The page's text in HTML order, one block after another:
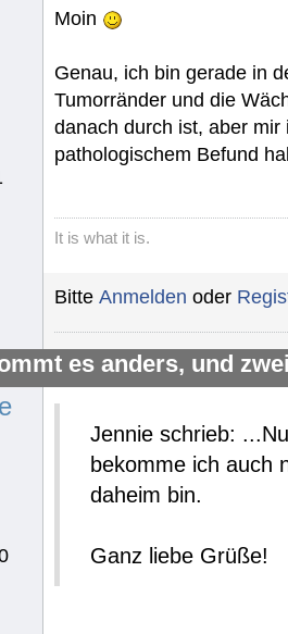
Moin
Genau, ich bin gerade in
Tumorränder und die
danach durch ist, aber
pathologischem Befund
It is what it is.
Bitte Anmelden oder
es anders, und
Jennie schrieb:
bekomme ich auch
daheim bin.
Ganz liebe Grüße!